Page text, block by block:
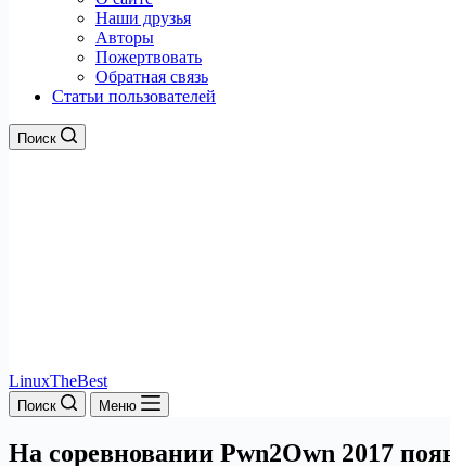
Наши друзья
Авторы
Пожертвовать
Обратная связь
Статьи пользователей
Поиск
LinuxTheBest
Поиск Меню
На соревновании Pwn2Own 2017